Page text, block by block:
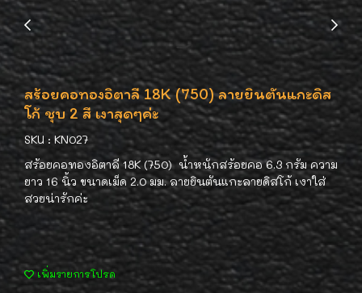
สร้อยคอทองอิตาลี 18K (750) ลายยินตันแกะดิส
โก้ ชุบ 2 สี เงาสุดๆค่ะ
SKU : KN027
สร้อยคอทองอิตาลี 18K (750) น้ำหนักสร้อยคอ 6.3 กรัม ความ
ยาว 16 นิ้ว ขนาดเม็ด 2.0 มม. ลายยินตันแกะลายดิสโก้ เงาใส่
สวยน่ารักค่ะ
เพิ่มรายการโปรด